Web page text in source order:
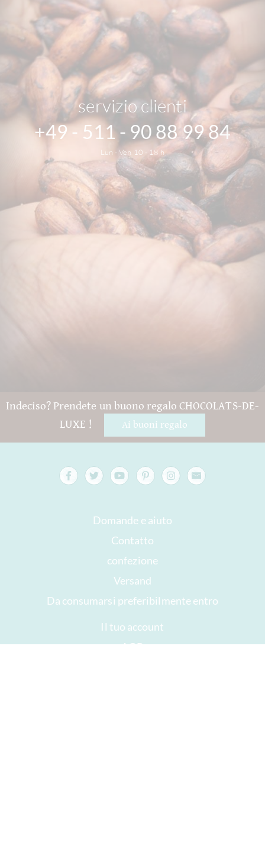
servizio clienti
+49 - 511 - 90 88 99 84
Lun - Ven 10 - 18 h
Indeciso? Prendete un buono regalo CHOCOLATS-DE-
LUXE !
Ai buoni regalo
Domande e aiuto
Contatto
confezione
Versand
Da consumarsi preferibilmente entro
Il tuo account
AGB